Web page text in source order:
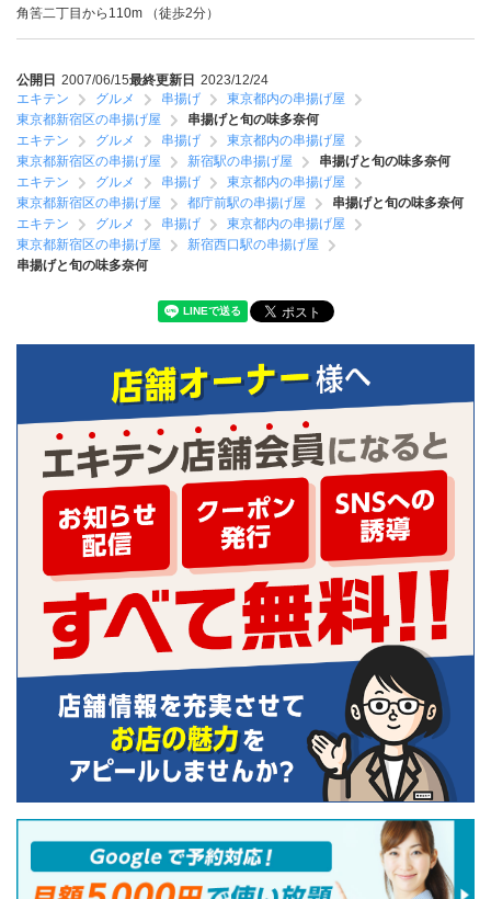
角筈二丁目から110m （徒歩2分）
公開日 2007/06/15最終更新日 2023/12/24
エキテン
グルメ 串揚げ
東京都内の串揚げ屋
東京都新宿区の串揚げ屋
串揚げと旬の味多奈何
エキテン
グルメ 串揚げ
東京都内の串揚げ屋
東京都新宿区の串揚げ屋
新宿駅の串揚げ屋
串揚げと旬の味多奈何
エキテン
グルメ 串揚げ
東京都内の串揚げ屋
東京都新宿区の串揚げ屋
都庁前駅の串揚げ屋
串揚げと旬の味多奈何
エキテン
グルメ 串揚げ
東京都内の串揚げ屋
東京都新宿区の串揚げ屋
新宿西口駅の串揚げ屋
串揚げと旬の味多奈何